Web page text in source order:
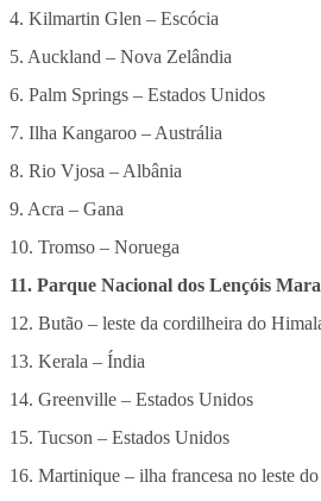
4. Kilmartin Glen – Escócia
5. Auckland – Nova Zelândia
6. Palm Springs – Estados Unidos
7. Ilha Kangaroo – Austrália
8. Rio Vjosa – Albânia
9. Acra – Gana
10. Tromso – Noruega
11. Parque Nacional dos Lençóis
12. Butão – leste da cordilheira do
13. Kerala – Índia
14. Greenville – Estados Unidos
15. Tucson – Estados Unidos
16. Martinique – ilha francesa no leste